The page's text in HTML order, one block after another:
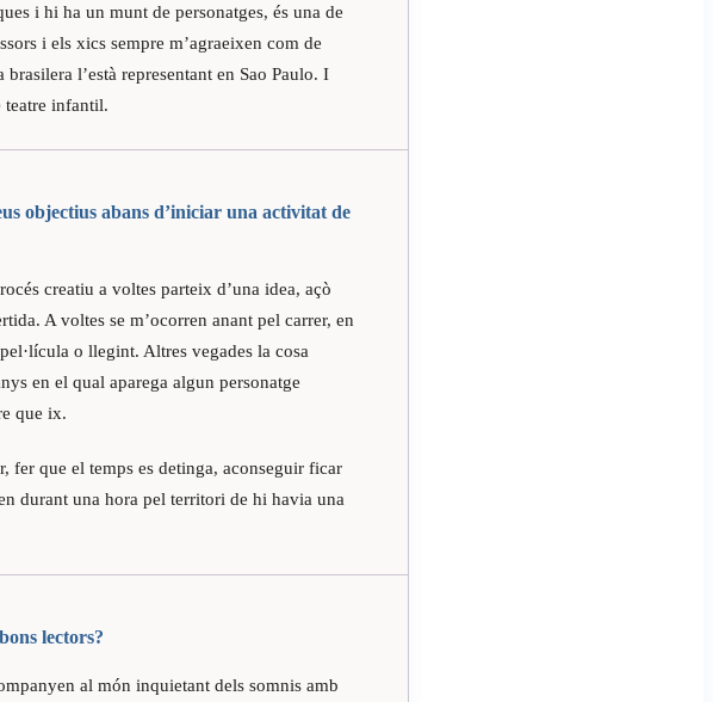
i hi ha un munt de personatges, és una de
i els xics sempre m’agraeixen com de
l’està representant en Sao Paulo. I
teatre infantil.
objectius abans d’iniciar una activitat de
creatiu a voltes parteix d’una idea, açò
A voltes se m’ocorren anant pel carrer, en
o llegint. Altres vegades la cosa
en el qual aparega algun personatge
que ix.
fer que el temps es detinga, aconseguir ficar
durant una hora pel territori de hi havia una
lectors?
al món inquietant dels somnis amb